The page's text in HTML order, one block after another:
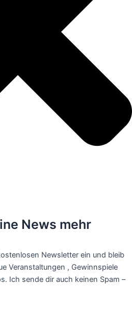
News mehr
Newsletter ein und bleib
Veranstaltungen , Gewinnspiele
Ich sende dir auch keinen Spam –